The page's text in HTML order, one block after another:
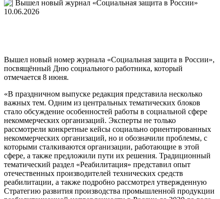
10.06.2026
Вышел новый номер журнала «Социальная защита в России»,
посвящённый Дню социального работника, который
отмечается 8 июня.
«В праздничном выпуске редакция представила несколько
важных тем. Одним из центральных тематических блоков
стало обсуждение особенностей работы в социальной сфере
некоммерческих организаций. Эксперты не только
рассмотрели конкретные кейсы социально ориентированных
некоммерческих организаций, но и обозначили проблемы, с
которыми сталкиваются организации, работающие в этой
сфере, а также предложили пути их решения. Традиционный
тематический раздел «Реабилитация» представил опыт
отечественных производителей технических средств
реабилитации, а также подробно рассмотрел утвержденную
Стратегию развития производства промышленной продукции